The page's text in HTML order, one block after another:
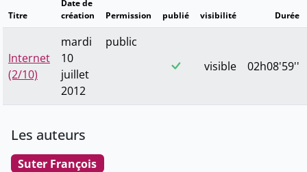
Titre
Date de
création
Permission publié visibilité Durée
Internet
(2/10)
mardi
10
juillet
2012
public
visible
02h08'59''
Les auteurs
Suter François